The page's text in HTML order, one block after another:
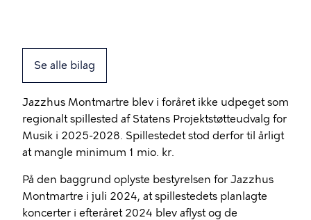
Se alle bilag
Jazzhus Montmartre blev i foråret ikke udpeget som
regionalt spillested af Statens Projektstøtteudvalg for
Musik i 2025-2028. Spillestedet stod derfor til årligt
at mangle minimum 1 mio. kr.
På den baggrund oplyste bestyrelsen for Jazzhus
Montmartre i juli 2024, at spillestedets planlagte
koncerter i efteråret 2024 blev aflyst og de